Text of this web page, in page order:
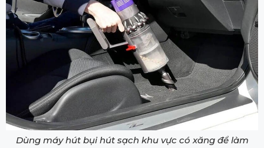
Dùng máy hút bụi hút sạch khu vực có xăng để làm